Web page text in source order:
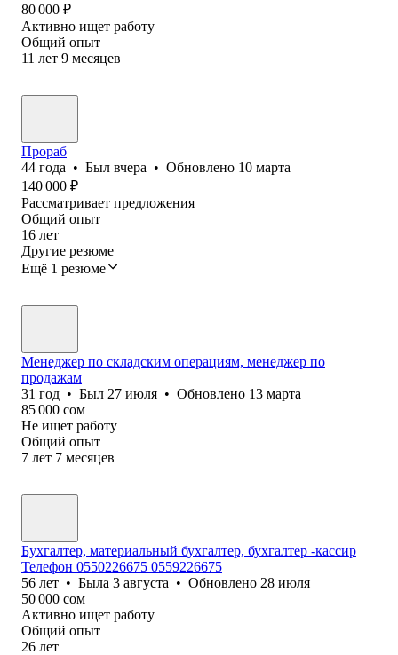
80 000 ₽
Активно ищет работу
Общий опыт
11 лет 9 месяцев
Прораб
44 года • Был вчера • Обновлено 10 марта
140 000 ₽
Рассматривает предложения
Общий опыт
16 лет
Другие резюме
Ещё 1 резюме
Менеджер по складским операциям, менеджер по
продажам
31 год • Был 27 июля • Обновлено 13 марта
85 000 сом
Не ищет работу
Общий опыт
7 лет 7 месяцев
Бухгалтер, материальный бухгалтер, бухгалтер -кассир
Телефон 0550226675 0559226675
56 лет • Была 3 августа • Обновлено 28 июля
50 000 сом
Активно ищет работу
Общий опыт
26 лет